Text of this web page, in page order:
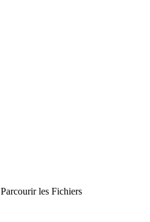
Parcourir les Fichiers